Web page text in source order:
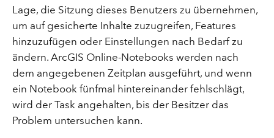
Lage, die Sitzung dieses Benutzers zu übernehmen,
um auf gesicherte Inhalte zuzugreifen, Features
hinzuzufügen oder Einstellungen nach Bedarf zu
ändern. ArcGIS Online-Notebooks werden nach
dem angegebenen Zeitplan ausgeführt, und wenn
ein Notebook fünfmal hintereinander fehlschlägt,
wird der Task angehalten, bis der Besitzer das
Problem untersuchen kann.